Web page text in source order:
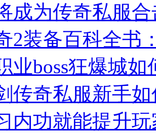
成为传奇私服
2装备百科全书
业boss狂爆城
传奇私服新手
内功就能提升